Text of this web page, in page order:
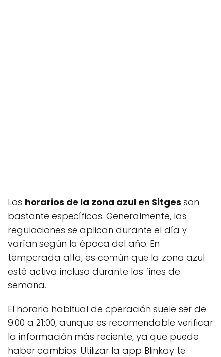
Los horarios de la zona azul en Sitges son
bastante específicos. Generalmente, las
regulaciones se aplican durante el día y
varían según la época del año. En
temporada alta, es común que la zona azul
esté activa incluso durante los fines de
semana.
El horario habitual de operación suele ser de
9:00 a 21:00, aunque es recomendable verificar
la información más reciente, ya que puede
haber cambios. Utilizar la app Blinkay te